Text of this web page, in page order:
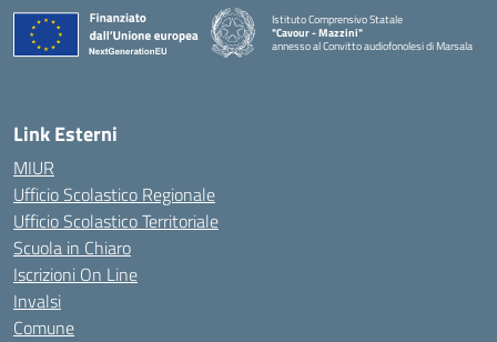
Istituto Comprensivo Statale
"Cavour - Mazzini"
annesso al Convitto audiofonolesi di Marsala
Link Esterni
MIUR
Ufficio Scolastico Regionale
Ufficio Scolastico Territoriale
Scuola in Chiaro
Iscrizioni On Line
Invalsi
Comune